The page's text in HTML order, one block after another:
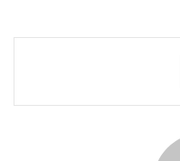
طباعة